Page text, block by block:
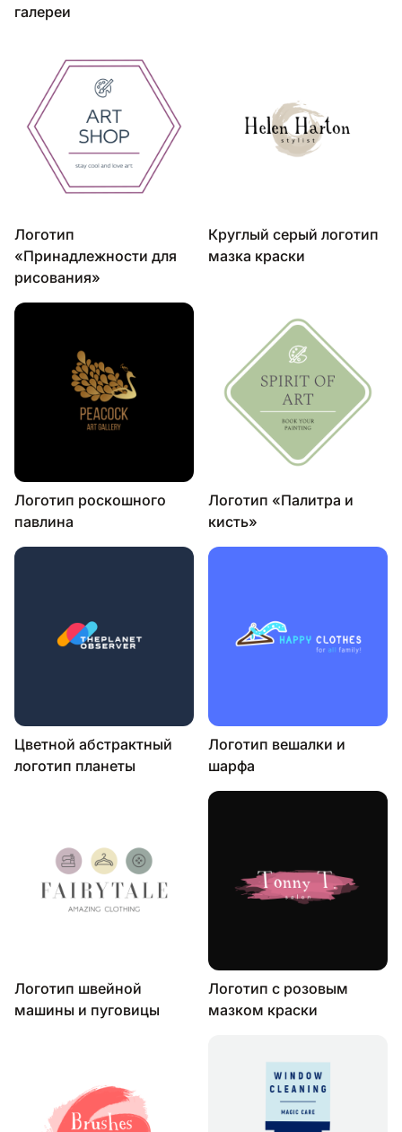
галереи
Логотип
«Принадлежности для
рисования»
Круглый серый логотип
мазка краски
Логотип роскошного
павлина
Логотип «Палитра и
кисть»
Цветной абстрактный
логотип планеты
Логотип вешалки и
шарфа
Логотип швейной
машины и пуговицы
Логотип с розовым
мазком краски